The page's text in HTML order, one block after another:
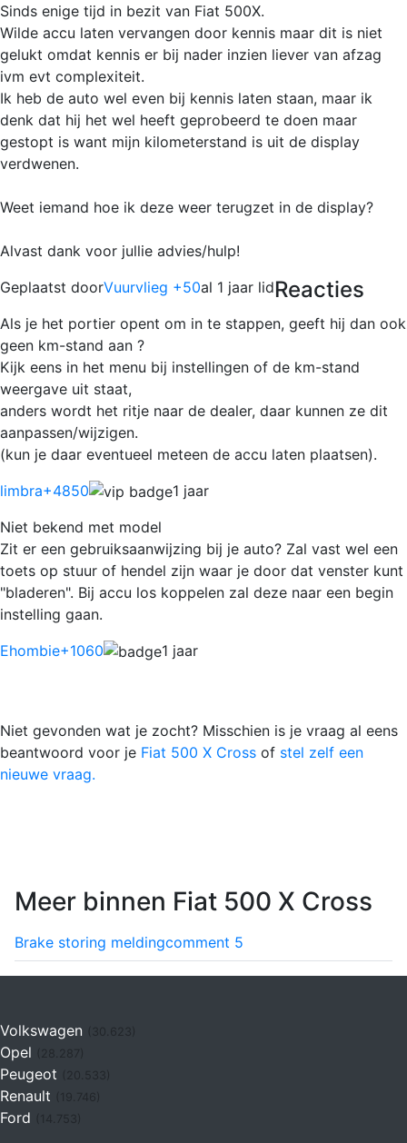
Sinds enige tijd in bezit van Fiat 500X.
Wilde accu laten vervangen door kennis maar dit is niet
gelukt omdat kennis er bij nader inzien liever van afzag
ivm evt complexiteit.
Ik heb de auto wel even bij kennis laten staan, maar ik
denk dat hij het wel heeft geprobeerd te doen maar
gestopt is want mijn kilometerstand is uit de display
verdwenen.
Weet iemand hoe ik deze weer terugzet in de display?
Alvast dank voor jullie advies/hulp!
Geplaatst doorVuurvlieg +50al 1 jaar lidReacties
Als je het portier opent om in te stappen, geeft hij dan ook
geen km-stand aan ?
Kijk eens in het menu bij instellingen of de km-stand
weergave uit staat,
anders wordt het ritje naar de dealer, daar kunnen ze dit
aanpassen/wijzigen.
(kun je daar eventueel meteen de accu laten plaatsen).
limbra+4850
1 jaar
Niet bekend met model
Zit er een gebruiksaanwijzing bij je auto? Zal vast wel een
toets op stuur of hendel zijn waar je door dat venster kunt
"bladeren". Bij accu los koppelen zal deze naar een begin
instelling gaan.
Ehombie+1060 1 jaar
Niet gevonden wat je zocht? Misschien is je vraag al eens
beantwoord voor je Fiat 500 X Cross of stel zelf een
nieuwe vraag.
Meer binnen Fiat 500 X Cross
Brake storing meldingcomment 5
Volkswagen (30.623)
Opel
Peugeot
Renault (19.746)
Ford (14.753)